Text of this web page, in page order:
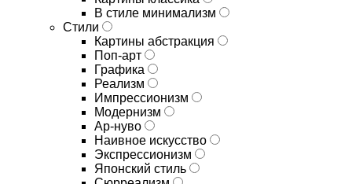
В стиле минимализм
Стили
Картины абстракция
Поп-арт
Графика
Реализм
Импрессионизм
Модернизм
Ар-нуво
Наивное искусство
Экспрессионизм
Японский стиль